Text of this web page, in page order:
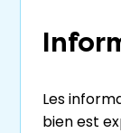
Les
bien est